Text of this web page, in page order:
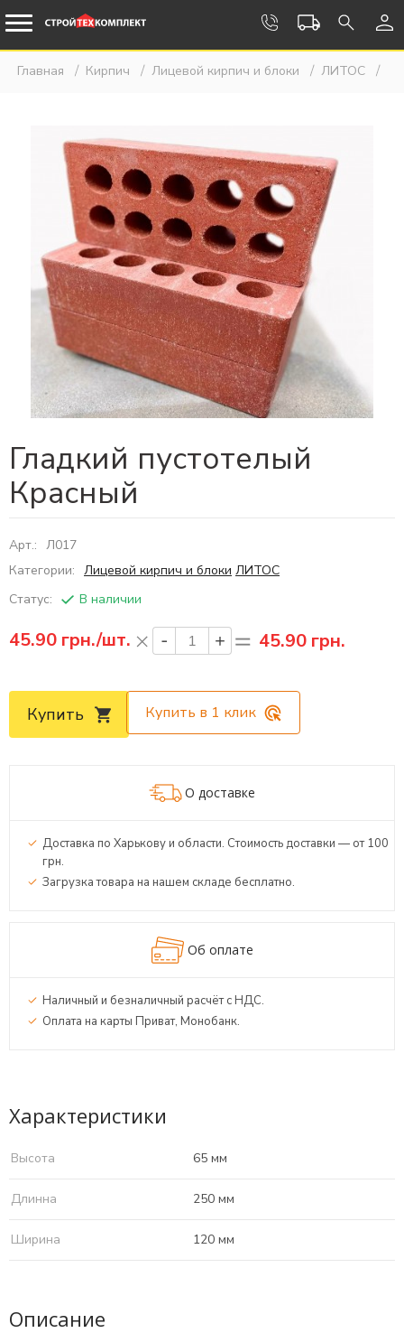
Главная Кирпич Лицевой кирпич и блоки ЛИТОС
Гладкий пустотелый
Красный
Арт.: Л017
Категории: Лицевой кирпич и блоки ЛИТОС
Статус:
В наличии
45.90 грн./шт. 45.90 грн.
Купить Купить в 1 клик
О доставке
Доставка по Харькову и области. Стоимость доставки — от 100
грн.
Загрузка товара на нашем складе бесплатно.
Об оплате
Наличный и безналичный расчёт с НДС.
Оплата на карты Приват, Монобанк.
Характеристики
Высота 65 мм
Длинна 250 мм
Ширина 120 мм
Описание